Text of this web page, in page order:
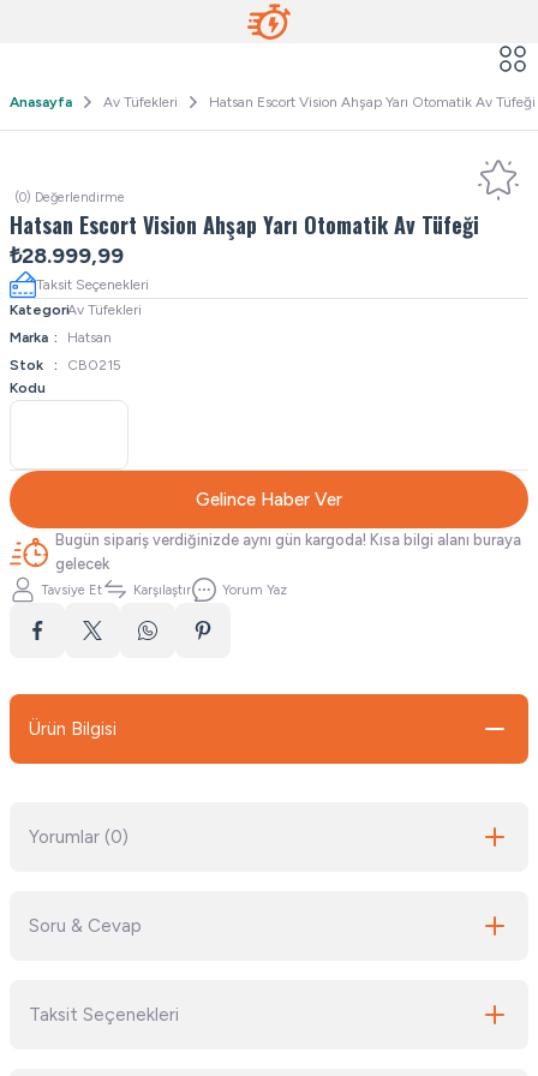
Anasayfa Av Tüfekleri Hatsan Escort Vision Ahşap Yarı Otomatik Av Tüfeği
(0) Değerlendirme
Hatsan Escort Vision Ahşap Yarı Otomatik Av Tüfeği
₺28.999,99
Taksit Seçenekleri
KategoriAv Tüfekleri
Marka
Hatsan
Stok
Kodu
CB0215
Gelince Haber Ver
Bugün sipariş verdiğinizde aynı gün kargoda! Kısa bilgi alanı buraya
gelecek
Tavsiye Et Karşılaştır Yorum Yaz
Ürün Bilgisi
Yorumlar (0)
Soru & Cevap
Taksit Seçenekleri